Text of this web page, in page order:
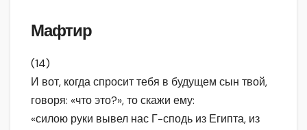
Мафтир
(14)
И вот, когда спросит тебя в будущем сын твой,
говоря: «что это?», то скажи ему:
«силою руки вывел нас Г-сподь из Египта, из